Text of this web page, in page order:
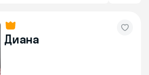
Диана